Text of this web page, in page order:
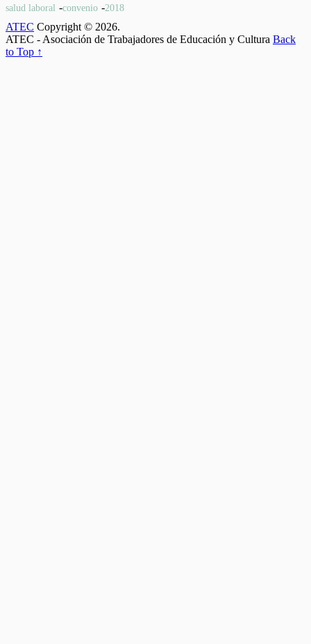
salud laboral -convenio -2018
ATEC Copyright © 2026.
ATEC - Asociación de Trabajadores de Educación y Cultura Back
to Top ↑